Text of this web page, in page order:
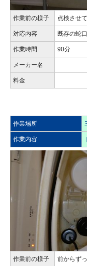
作業前の様子 点検させ
対応内容 既存の蛇
作業時間 90分
メーカー名
料金
作業場所
作業内容
作業前の様子 前からず